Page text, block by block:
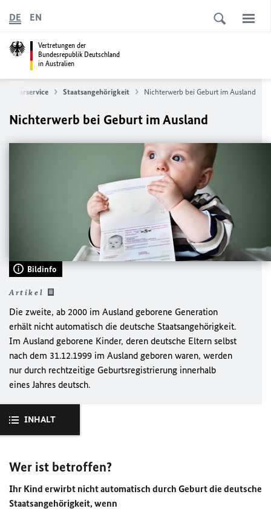
Vertretungen der
Bundesrepublik Deutschland
in Australien
DE EN
Staatsangehörigkeit Nichterwerb bei Geburt im Ausland
Nichterwerb bei Geburt im Ausland
Bildinfo
Artikel
Die zweite, ab 2000 im Ausland geborene Generation
erhält nicht automatisch die deutsche Staatsangehörigkeit.
Im Ausland geborene Kinder, deren deutsche Eltern selbst
nach dem 31.12.1999 im Ausland geboren waren, werden
nur durch rechtzeitige Geburtsregistrierung innerhalb
eines Jahres deutsch.
INHALT
Wer ist betroffen?
Ihr Kind erwirbt nicht automatisch durch Geburt die deutsche
Staatsangehörigkeit, wenn